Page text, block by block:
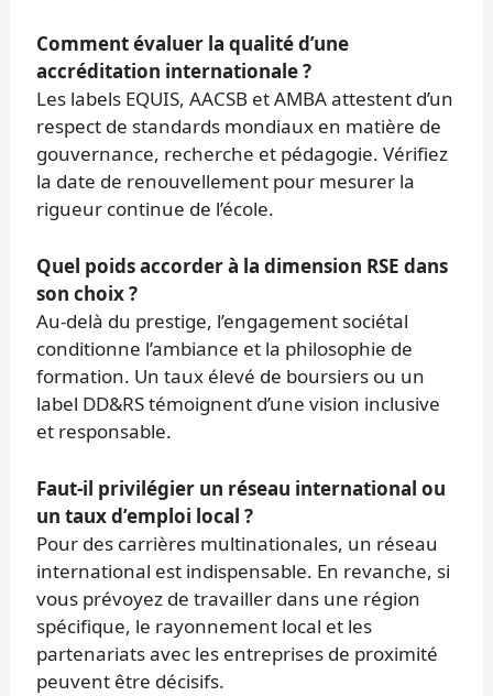
Comment évaluer la qualité d’une
accréditation internationale ?
Les labels EQUIS, AACSB et AMBA attestent d’un
respect de standards mondiaux en matière de
gouvernance, recherche et pédagogie. Vérifiez
la date de renouvellement pour mesurer la
rigueur continue de l’école.
Quel poids accorder à la dimension RSE dans
son choix ?
Au-delà du prestige, l’engagement sociétal
conditionne l’ambiance et la philosophie de
formation. Un taux élevé de boursiers ou un
label DD&RS témoignent d’une vision inclusive
et responsable.
Faut-il privilégier un réseau international ou
un taux d’emploi local ?
Pour des carrières multinationales, un réseau
international est indispensable. En revanche, si
vous prévoyez de travailler dans une région
spécifique, le rayonnement local et les
partenariats avec les entreprises de proximité
peuvent être décisifs.